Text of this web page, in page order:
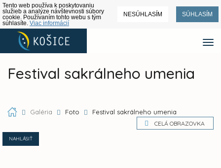
Tento web používa k poskytovaniu
služieb a analýze návštevnosti súbory
cookie. Používaním tohto webu s tým
súhlasíte. Viac informácií
NESÚHLASÍM SÚHLASÍM
Festival sakrálneho umenia
Galéria Foto Festival sakrálneho umenia
CELÁ OBRAZOVKA
NAHLÁSIŤ